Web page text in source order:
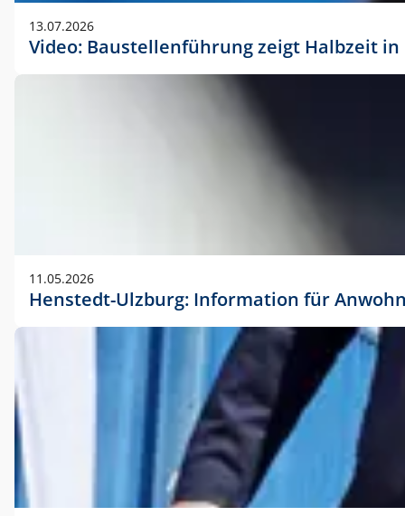
13.07.2026
Video: Baustellenführung zeigt Halbzeit
11.05.2026
Henstedt-Ulzburg: Information für